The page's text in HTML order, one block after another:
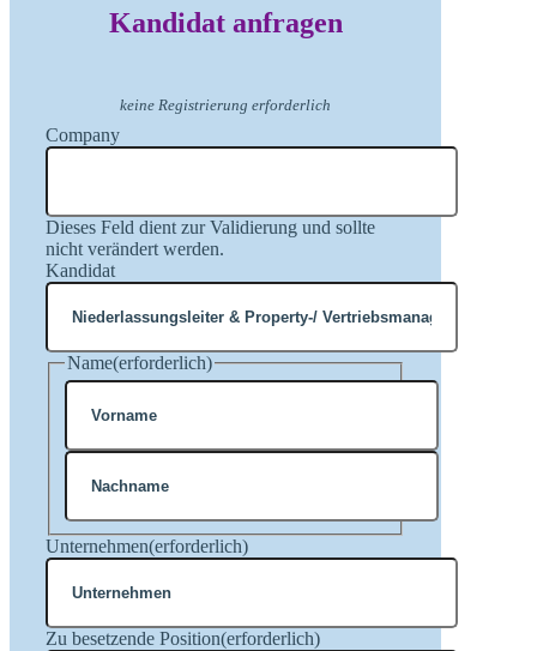
Kandidat anfragen
keine Registrierung erforderlich
Company
Dieses Feld dient zur Validierung und sollte
nicht verändert werden.
Kandidat
Name(erforderlich)
Vorname
Nachname
Unternehmen(erforderlich)
Zu besetzende Position(erforderlich)